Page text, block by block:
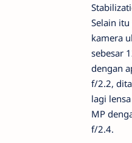
Selain
kamera
sebesar
dengan
f/2.2,
lagi
MP
f/2.4.